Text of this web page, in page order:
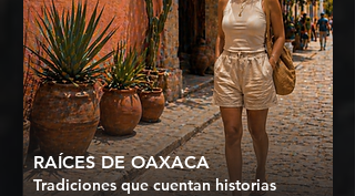
RAÍCES DE OAXACA
Tradiciones que cuentan historias